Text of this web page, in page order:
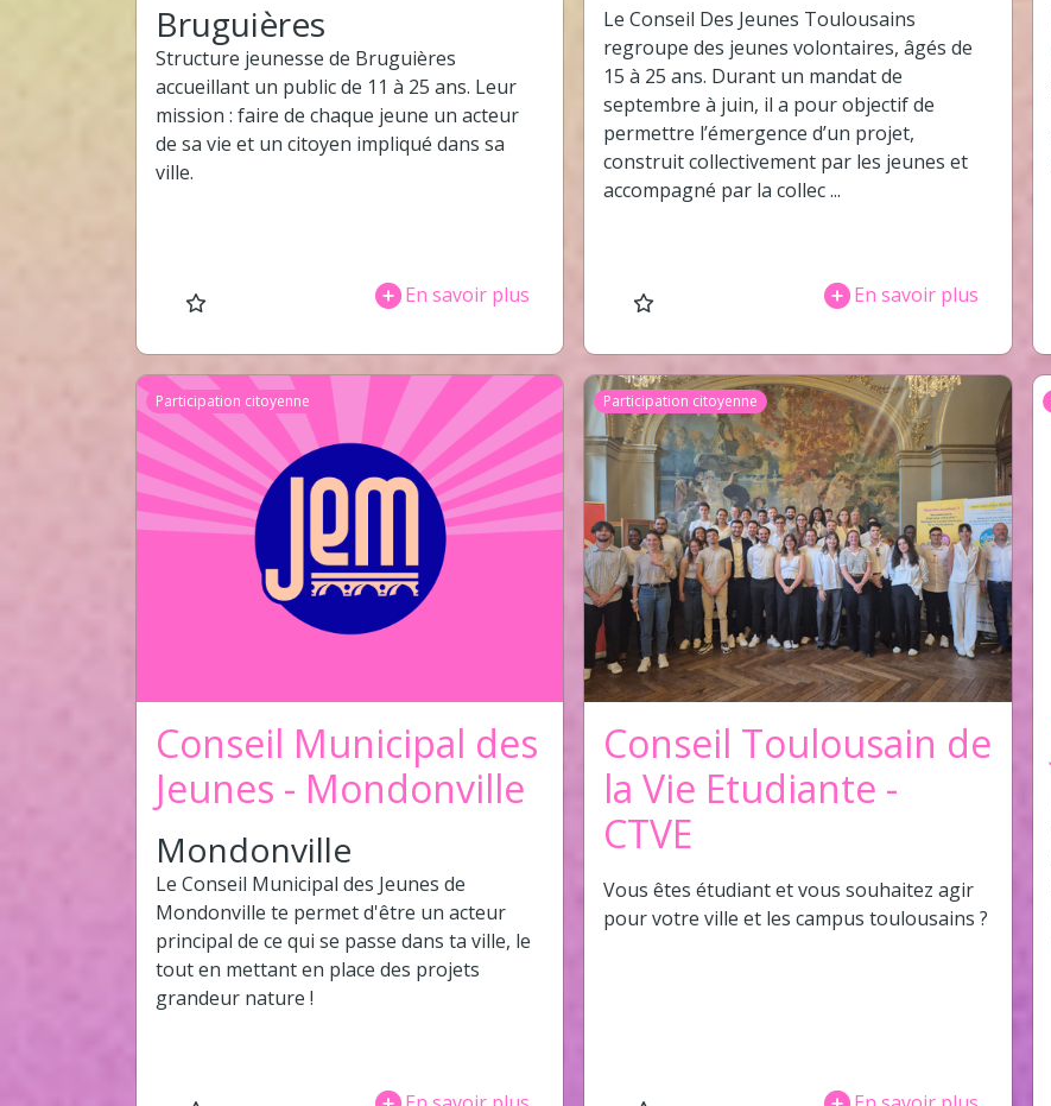
Bruguières
Structure jeunesse de Bruguières
accueillant un public de 11 à 25 ans. Leur
mission : faire de chaque jeune un acteur
de sa vie et un citoyen impliqué dans sa
ville.
En savoir plus
Le Conseil Des Jeunes Toulousains
regroupe des jeunes volontaires, âgés de
15 à 25 ans. Durant un mandat de
septembre à juin, il a pour objectif de
permettre l’émergence d’un projet,
construit collectivement par les jeunes et
accompagné par la collec ...
En savoir plus
Participation citoyenne
Conseil Municipal des
Jeunes - Mondonville
Mondonville
Le Conseil Municipal des Jeunes de
Mondonville te permet d'être un acteur
principal de ce qui se passe dans ta ville, le
tout en mettant en place des projets
grandeur nature !
Participation citoyenne
Conseil Toulousain de
la Vie Etudiante -
CTVE
Vous êtes étudiant et vous souhaitez agir
pour votre ville et les campus toulousains ?